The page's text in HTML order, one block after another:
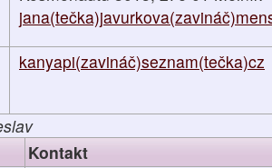
kanyapi(zavináč)seznam(tečka)cz
Kontakt